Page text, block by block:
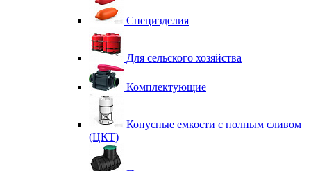
Специзделия
Для сельского хозяйства
Комплектующие
Конусные емкости с полным сливом
(ЦКТ)